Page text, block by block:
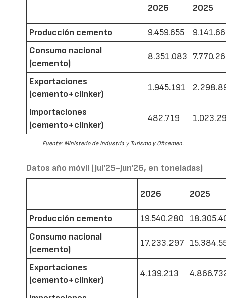
2026 2025
Producción cemento 9.459.655
Consumo nacional
(cemento)
8.351.083
Exportaciones
(cemento+clínker)
1.945.191
Importaciones
(cemento+clínker)
482.719
Fuente: Ministerio de Industria y Turismo y Oficemen.
Datos año móvil (jul'25-jun'26, en toneladas)
2026 2025
Producción cemento 19.540.280
Consumo nacional
(cemento)
17.233.297
Exportaciones
(cemento+clínker)
4.139.213